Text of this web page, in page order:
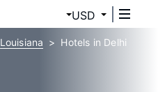
USD
Louisiana Hotels in Delhi